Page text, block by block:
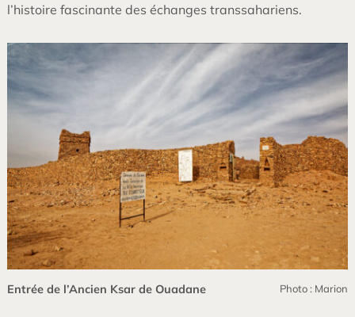
l’histoire fascinante des échanges transsahariens.
Entrée de l’Ancien Ksar de Ouadane Photo : Marion